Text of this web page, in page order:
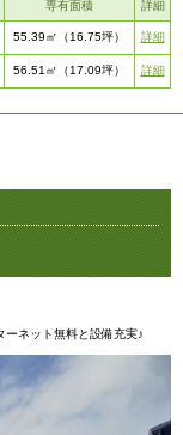
専有面積 詳細
55.39㎡ （16.75坪） 詳細
56.51㎡ （17.09坪） 詳細
ネット無料と設備充実♪